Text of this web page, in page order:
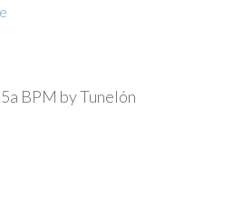
BPM by Tunelón